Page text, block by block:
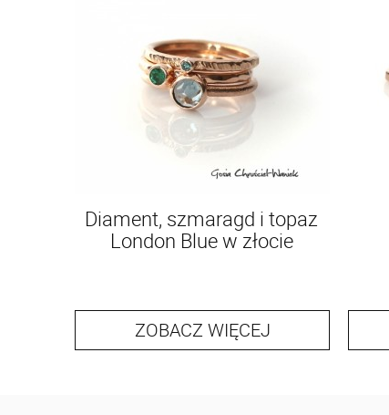
Diament, szmaragd i topaz
London Blue w złocie
ZOBACZ WIĘCEJ